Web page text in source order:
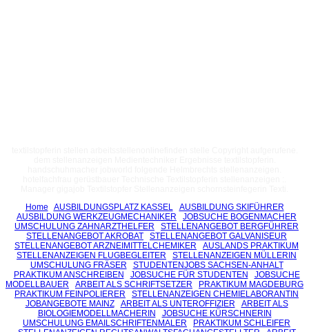
Home
AUSBILDUNGSPLATZ KASSEL
AUSBILDUNG SKIFÜHRER
AUSBILDUNG WERKZEUGMECHANIKER
JOBSUCHE BOGENMACHER
UMSCHULUNG ZAHNARZTHELFER
STELLENANGEBOT BERGFÜHRER
STELLENANGEBOT AKROBAT
STELLENANGEBOT GALVANISEUR
STELLENANGEBOT ARZNEIMITTELCHEMIKER
AUSLANDS PRAKTIKUM
STELLENANZEIGEN FLUGBEGLEITER
STELLENANZEIGEN MÜLLERIN
UMSCHULUNG FRÄSER
STUDENTENJOBS SACHSEN-ANHALT
PRAKTIKUM ANSCHREIBEN
JOBSUCHE FÜR STUDENTEN
JOBSUCHE
MODELLBAUER
ARBEIT ALS SCHRIFTSETZER
PRAKTIKUM MAGDEBURG
PRAKTIKUM FEINPOLIERER
STELLENANZEIGEN CHEMIELABORANTIN
JOBANGEBOTE MAINZ
ARBEIT ALS UNTEROFFIZIER
ARBEIT ALS
BIOLOGIEMODELLMACHERIN
JOBSUCHE KÜRSCHNERIN
UMSCHULUNG EMAILSCHRIFTENMALER
PRAKTIKUM SCHLEIFER